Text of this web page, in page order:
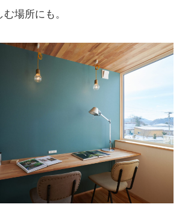
場所にも。